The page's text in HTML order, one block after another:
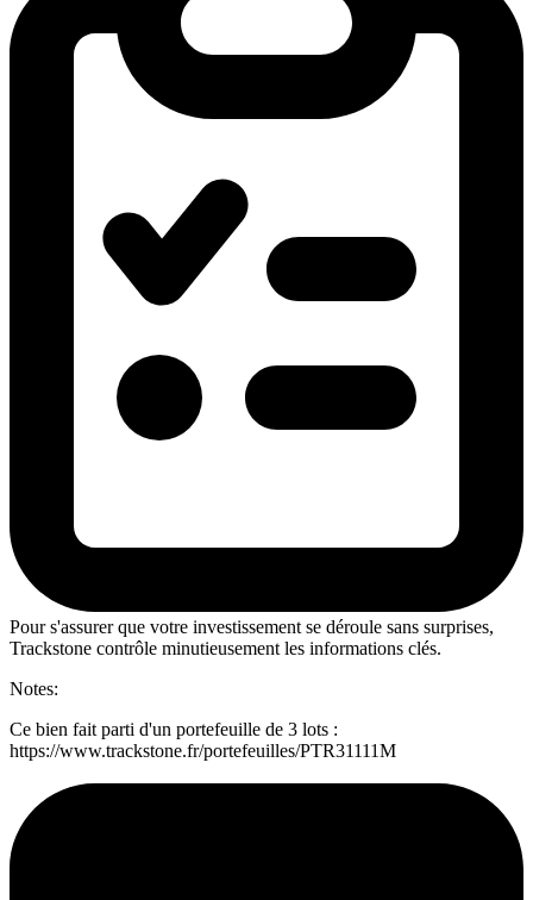
Pour s'assurer que votre investissement se déroule sans surprises,
Trackstone contrôle minutieusement les informations clés.
Notes:
Ce bien fait parti d'un portefeuille de 3 lots :
https://www.trackstone.fr/portefeuilles/PTR31111M